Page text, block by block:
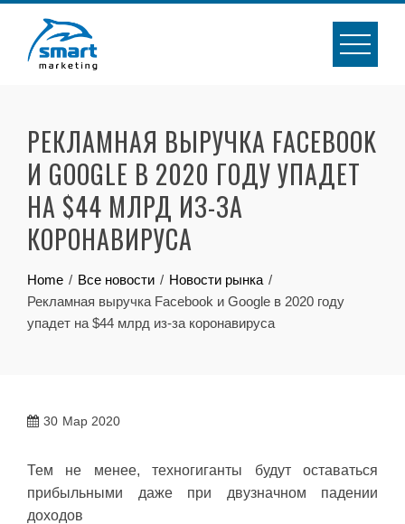
content
РЕКЛАМНАЯ ВЫРУЧКА FACEBOOK
И GOOGLE В 2020 ГОДУ УПАДЕТ
НА $44 МЛРД ИЗ-ЗА
КОРОНАВИРУСА
Home Все новости
Новости рынка
Рекламная выручка Facebook и Google в 2020 году
упадет на $44 млрд из-за коронавируса
30 Мар 2020
Тем не менее, техногиганты будут оставаться
прибыльными даже при двузначном падении
доходов